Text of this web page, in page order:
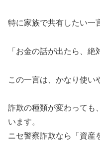
特に家族で共有したい一
「お金の話が出たら、絶
この一言は、かなり使い
詐欺の種類が変わっても
います。
ニセ警察詐欺なら「資産